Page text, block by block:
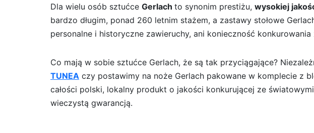
Dla wielu osób sztućce Gerlach to synonim prestiżu, wysokiej
bardzo długim, ponad 260 letnim stażem, a zastawy stołowe
personalne i historyczne zawieruchy, ani konieczność
Co mają w sobie sztućce Gerlach, że są tak przyciągające?
TUNEA czy postawimy na noże Gerlach pakowane w komplecie z
całości polski, lokalny produkt o jakości konkurującej ze
wieczystą gwarancją.